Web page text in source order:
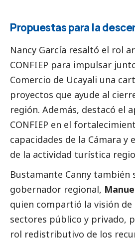
Propuestas para la
Nancy García resaltó el rol
CONFIEP para impulsar
Comercio de Ucayali una
proyectos que ayude al
región. Además, destacó el
CONFIEP en el
capacidades de la Cámara y
de la actividad turística
Bustamante Canny también
gobernador regional,
quien compartió la visión
sectores público y privado,
rol redistributivo de los